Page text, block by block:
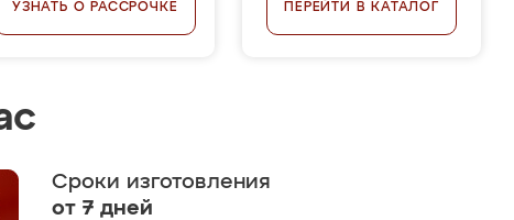
УЗНАТЬ О РАССРОЧКЕ ПЕРЕЙТИ В КАТАЛОГ
Сроки изготовления
от 7 дней